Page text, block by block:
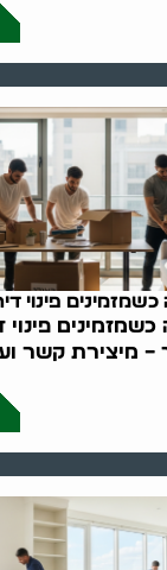
פינוי
פינוי
מיצירת קשר